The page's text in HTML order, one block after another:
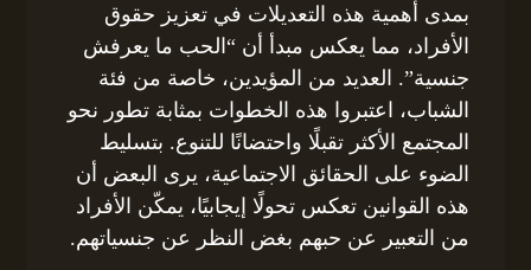
بمدى أهمية هذه التعديلات في تعزيز حقوق
الأفراد، مما يعكس مبدأ أن “الحب ما يعرفش
جنسية”. العديد من المؤيدين، خاصة من فئة
الشباب، اعتبروا هذه الخطوات بمثابة تطور نحو
المجتمع الأكثر تقبلًا واحتضانًا للتنوع. بتسليط
الضوء على الحقائق الاجتماعية، يرى البعض أن
هذه القوانين تعكس تحولًا إيجابيًا، يمكّن الأفراد
من التعبير عن حبهم بغض النظر عن جنسياتهم.